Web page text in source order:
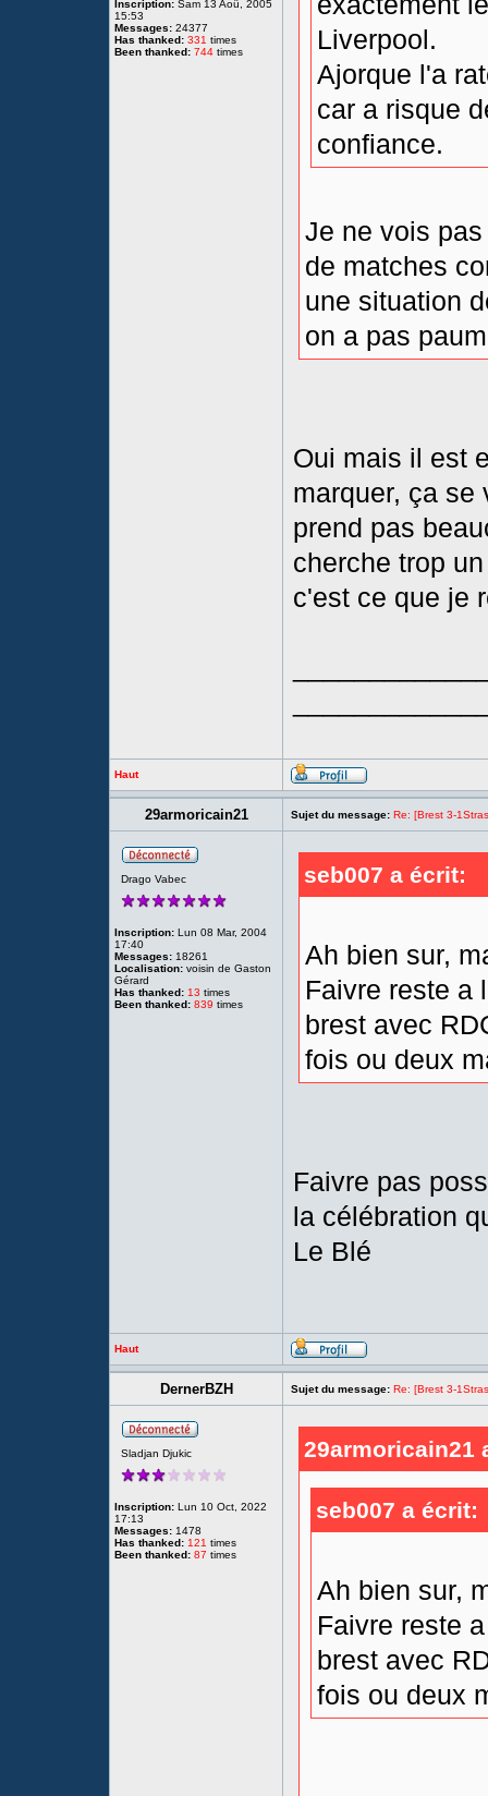
Inscription: Sam 13 Aoû, 2005
15:53
Messages: 24377
Has thanked: 331 times
Been thanked: 744 times
Liverpool.
Ajorque l'a
car a risque
confiance.
Je ne vois
de matches
une situation
on a pas
Oui mais il est
marquer, ça se
prend pas
cherche trop
c'est ce que je
Haut
29armoricain21 Sujet du message: Re: [Brest 3-
Drago Vabec
Inscription: Lun 08 Mar, 2004
17:40
Messages: 18261
Localisation: voisin de Gaston
Gérard
Has thanked: 13 times
Been thanked: 839 times
seb007 a écrit:
Ah bien sur,
Faivre reste a
brest avec
fois ou deux
Faivre pas
la célébration
Le Blé
Haut
DernerBZH Sujet du message: Re: [Brest 3-
Sladjan Djukic
Inscription: Lun 10 Oct, 2022
17:13
Messages: 1478
Has thanked: 121 times
Been thanked: 87 times
29armoricain21
seb007 a écrit:
Ah bien sur,
Faivre reste
brest avec
fois ou deux